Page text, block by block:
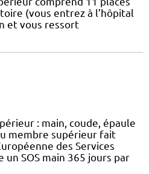
(vous entrez à l’hôpital
et vous ressort
: main, coude, épaule
membre supérieur fait
des Services
un SOS main 365 jours par